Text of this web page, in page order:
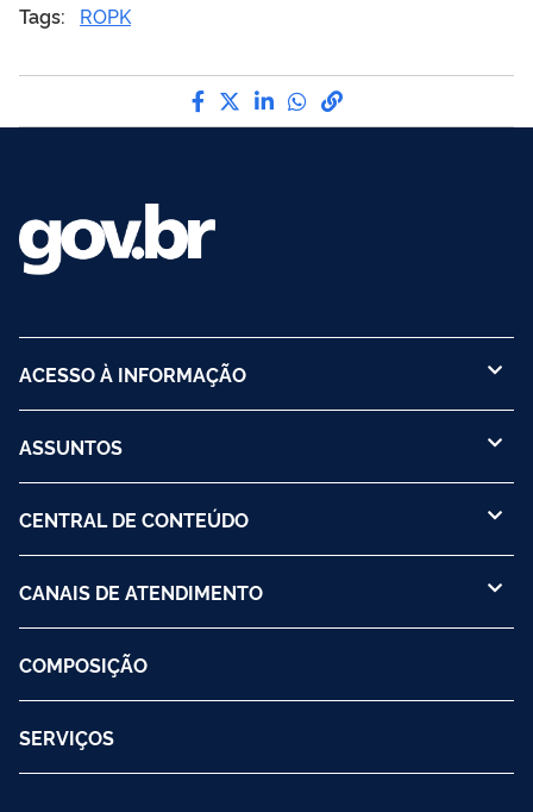
Tags: ROPK
Compartilhe por Facebook
Compartilhe por Twitter
Compartilhe por
Compartilhe por
link para Copiar
ACESSO À INFORMAÇÃO
ASSUNTOS
CENTRAL DE CONTEÚDO
CANAIS DE ATENDIMENTO
COMPOSIÇÃO
SERVIÇOS